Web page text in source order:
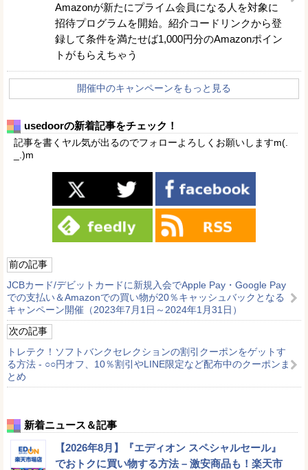
Amazonが新たにプライム会員になる人を対象に
招待プログラムを開始。紹介コードリンクから登
録して条件を満たせば1,000円分のAmazonポイン
トがもらえちゃう
開催中のキャンペーンをもっと見る
usedoorの新着記事をチェック！
記事を書くヤル気が出るのでフォローよろしくお願いしますm(.
_.)m
前の記事
JCBカード/デビットカードに新規入会でApple Pay・Google Pay
での支払い＆Amazonでの買い物が20％キャッシュバックとなる
キャンペーン開催（2023年7月1日～2024年1月31日）
次の記事
トレテク！ソフトバンクセレクションの割引クーポンをゲットす
る方法 - ○○円オフ、10％割引やLINE限定など配布中のクーポンま
とめ
新着ニュース＆記事
【2026年8月】『エディオン スペシャルセール』
でおトクに買い物する方法 – 激安商品も！楽天市